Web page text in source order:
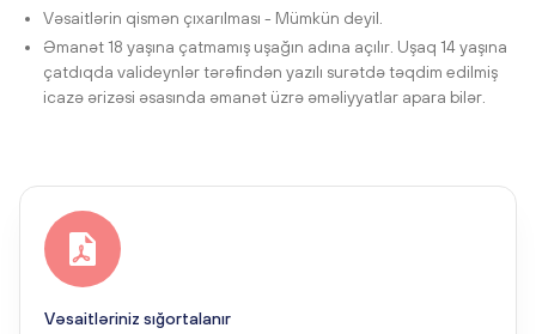
Vəsaitlərin qismən çıxarılması - Mümkün deyil.
Əmanət 18 yaşına çatmamış uşağın adına açılır. Uşaq 14 yaşına
çatdıqda valideynlər tərəfindən yazılı surətdə təqdim edilmiş
icazə ərizəsi əsasında əmanət üzrə əməliyyatlar apara bilər.
Vəsaitləriniz sığortalanır